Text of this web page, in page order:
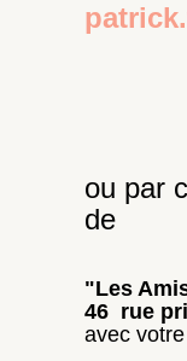
ou par
de
"Les
46 rue
avec